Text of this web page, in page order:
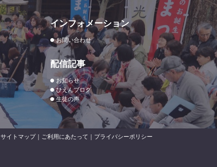
インフォメーション
お問い合わせ
配信記事
お知らせ
ひえんブログ
生徒の声
サイトマップ｜ ご利用にあたって プライバシーポリシー